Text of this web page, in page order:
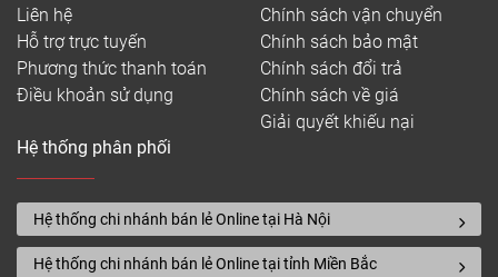
Liên hệ
Hỗ trợ trực tuyến
Phương thức thanh toán
Điều khoản sử dụng
Chính sách vận chuyển
Chính sách bảo mật
Chính sách đổi trả
Chính sách về giá
Giải quyết khiếu nại
Hệ thống phân phối
Hệ thống chi nhánh bán lẻ Online tại Hà Nội
Hệ thống chi nhánh bán lẻ Online tại tỉnh Miền Bắc